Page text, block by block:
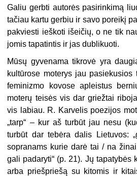
Galiu gerbti autorės pasirinkimą
tačiau kartu gerbiu ir savo poreikį
pakviesti ieškoti išeičių, o ne tik
jomis tapatintis ir jas dublikuoti.
Mūsų gyvenama tikrovė yra
kultūrose moterys jau
feminizmo kovose apleistus
moterų teisės vis dar griežtai
vis labiau. R. Karvelis poezijos
„tarp“ – kur aš turbūt jau nesu
turbūt dar tebėra dalis Lietuvos:
sopranams kurie darė tai / na
gali padaryti“ (p. 21). Jų tapatybės
arba priešpriešą su kitomis ir